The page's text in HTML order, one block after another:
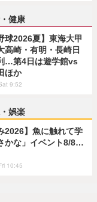
健康
球2026夏】東海大甲
高崎・有明・長崎日
…第4日は遊学館vs
ほか
9:52
娯楽
2026】魚に触れて学
かな」イベント8/8…
10:45